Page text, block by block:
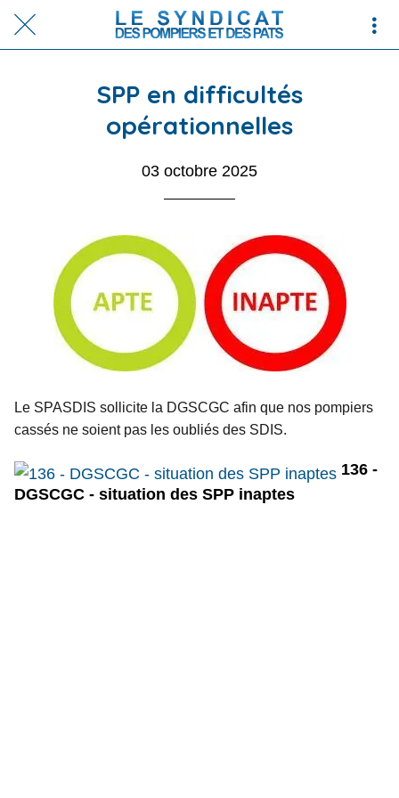
SPP en difficultés
opérationnelles
03 octobre 2025
Le SPASDIS sollicite la DGSCGC afin que nos pompiers
cassés ne soient pas les oubliés des SDIS.
136 -
DGSCGC - situation des SPP inaptes